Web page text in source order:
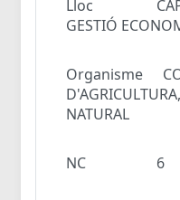
Lloc
GESTIÓ
Organisme
NATURAL
NC 6